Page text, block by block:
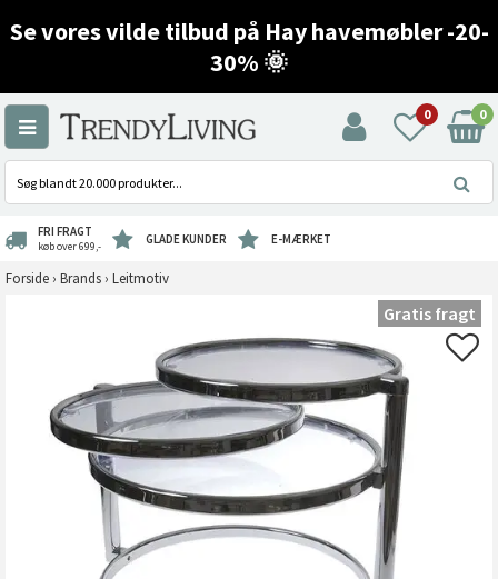
Se vores vilde tilbud på Hay havemøbler -20-
30% 🌞
0 0
FRI FRAGT
køb over 699,- GLADE KUNDER E-MÆRKET
Forside › Brands › Leitmotiv
Gratis fragt